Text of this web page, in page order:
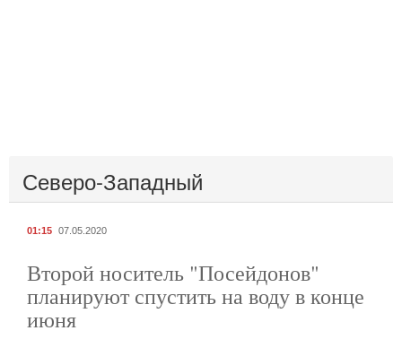
Северо-Западный
01:15 07.05.2020
Второй носитель "Посейдонов"
планируют спустить на воду в конце
июня